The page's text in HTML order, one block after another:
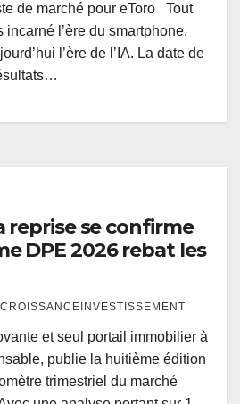
de marché pour eToro Tout
l’ère du smartphone,
l’ère de l’IA. La date de
reprise se confirme
DPE 2026 rebat les
CROISSANCEINVESTISSEMENT
et seul portail immobilier à
publie la huitième édition
trimestriel du marché